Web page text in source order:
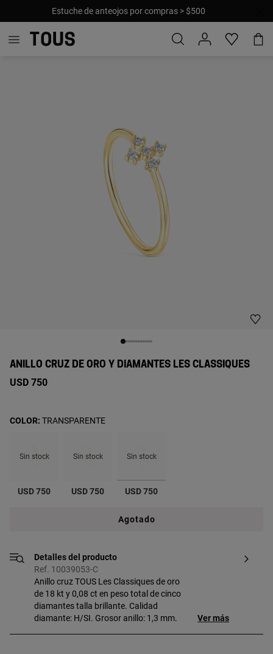
Estuche de anteojos por compras > $500
ANILLO CRUZ DE ORO Y DIAMANTES LES CLASSIQUES
USD 750
Sin stock
USD 750
Sin stock
USD 750
Sin stock
seleccionado
USD 750
COLOR: TRANSPARENTE
Agotado
Detalles del producto
Ref. 10039053-C
Anillo cruz TOUS Les Classiques de oro
de 18 kt y 0,08 ct en peso total de cinco
diamantes talla brillante. Calidad
diamante: H/SI. Grosor anillo: 1,3 mm.
Ver más